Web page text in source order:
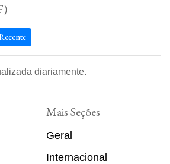
diariamente.
Mais Seções
Geral
Internacional